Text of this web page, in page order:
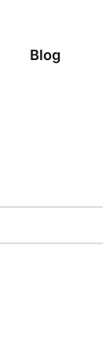
Blog